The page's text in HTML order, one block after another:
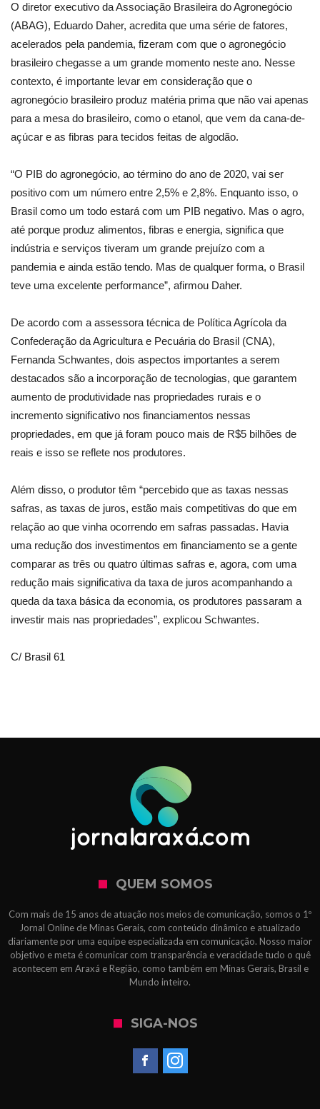
O diretor executivo da Associação Brasileira do Agronegócio
(ABAG), Eduardo Daher, acredita que uma série de fatores,
acelerados pela pandemia, fizeram com que o agronegócio
brasileiro chegasse a um grande momento neste ano. Nesse
contexto, é importante levar em consideração que o
agronegócio brasileiro produz matéria prima que não vai apenas
para a mesa do brasileiro, como o etanol, que vem da cana-de-
açúcar e as fibras para tecidos feitas de algodão.
“O PIB do agronegócio, ao término do ano de 2020, vai ser
positivo com um número entre 2,5% e 2,8%. Enquanto isso, o
Brasil como um todo estará com um PIB negativo. Mas o agro,
até porque produz alimentos, fibras e energia, significa que
indústria e serviços tiveram um grande prejuízo com a
pandemia e ainda estão tendo. Mas de qualquer forma, o Brasil
teve uma excelente performance”, afirmou Daher.
De acordo com a assessora técnica de Política Agrícola da
Confederação da Agricultura e Pecuária do Brasil (CNA),
Fernanda Schwantes, dois aspectos importantes a serem
destacados são a incorporação de tecnologias, que garantem
aumento de produtividade nas propriedades rurais e o
incremento significativo nos financiamentos nessas
propriedades, em que já foram pouco mais de R$5 bilhões de
reais e isso se reflete nos produtores.
Além disso, o produtor têm “percebido que as taxas nessas
safras, as taxas de juros, estão mais competitivas do que em
relação ao que vinha ocorrendo em safras passadas. Havia
uma redução dos investimentos em financiamento se a gente
comparar as três ou quatro últimas safras e, agora, com uma
redução mais significativa da taxa de juros acompanhando a
queda da taxa básica da economia, os produtores passaram a
investir mais nas propriedades”, explicou Schwantes.
C/ Brasil 61
QUEM SOMOS
Com mais de 15 anos de atuação nos meios de comunicação, somos o 1º
Jornal Online de Minas Gerais, com conteúdo dinâmico e atualizado
diariamente por uma equipe especializada em comunicação. Nosso maior
objetivo e meta é comunicar com transparência e veracidade tudo o quê
acontecem em Araxá e Região, como também em Minas Gerais, Brasil e
Mundo inteiro.
SIGA-NOS